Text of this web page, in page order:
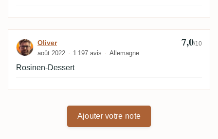
Avis de Oliver
Oliver
août 2022 1 197 avis Allemagne
7,0/10
Rosinen-Dessert
Ajouter votre note